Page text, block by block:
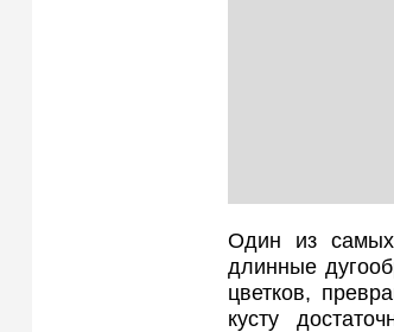
Один из
длинные
цветков,
кусту